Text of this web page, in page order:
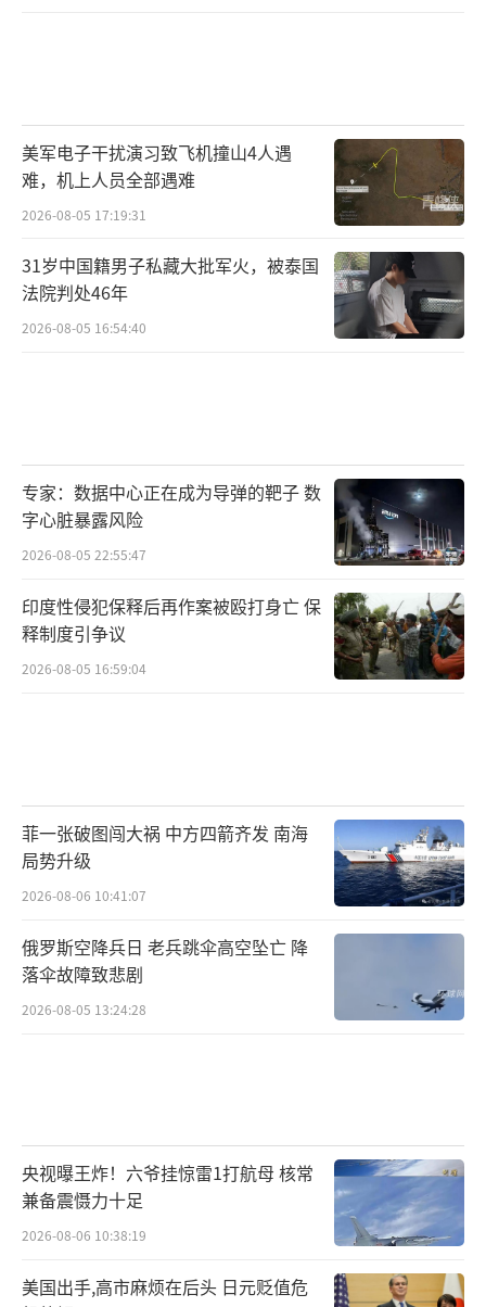
美军电子干扰演习致飞机撞山4人遇
难，机上人员全部遇难
2026-08-05 17:19:31
31岁中国籍男子私藏大批军火，被泰国
法院判处46年
2026-08-05 16:54:40
专家：数据中心正在成为导弹的靶子 数
字心脏暴露风险
2026-08-05 22:55:47
印度性侵犯保释后再作案被殴打身亡 保
释制度引争议
2026-08-05 16:59:04
菲一张破图闯大祸 中方四箭齐发 南海
局势升级
2026-08-06 10:41:07
俄罗斯空降兵日 老兵跳伞高空坠亡 降
落伞故障致悲剧
2026-08-05 13:24:28
央视曝王炸！六爷挂惊雷1打航母 核常
兼备震慑力十足
2026-08-06 10:38:19
美国出手,高市麻烦在后头 日元贬值危